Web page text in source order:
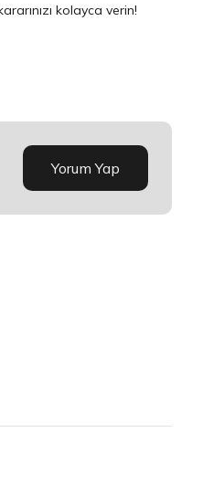
kolayca verin!
Yorum Yap